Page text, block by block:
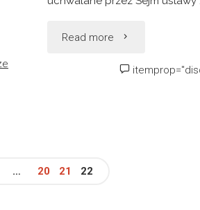
Read more "Cimoszewicz
kontra
… 20 21 22